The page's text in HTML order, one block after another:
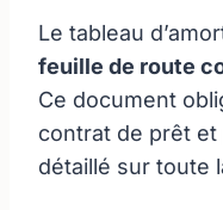
Le tableau
feuille de route
Ce document
contrat de prêt et
détaillé sur toute